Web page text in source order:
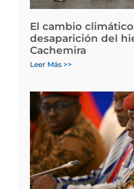
El cambio
desaparición del
Cachemira
Leer Más >>